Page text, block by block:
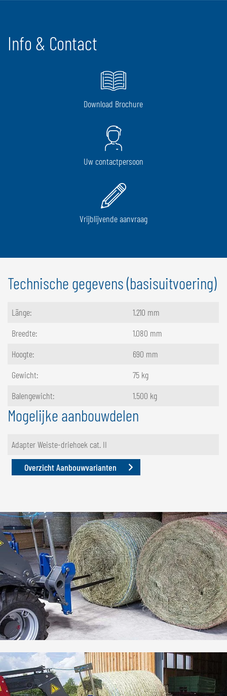
Info & Contact
Download Brochure
Uw contactpersoon
Vrijblijvende aanvraag
Technische gegevens (basisuitvoering)
Länge:
1.210 mm
Breedte:
1.080 mm
Hoogte:
690 mm
Gewicht:
75 kg
Balengewicht:
1.500 kg
Mogelijke aanbouwdelen
Adapter Weiste-driehoek cat. II
Overzicht Aanbouwvarianten